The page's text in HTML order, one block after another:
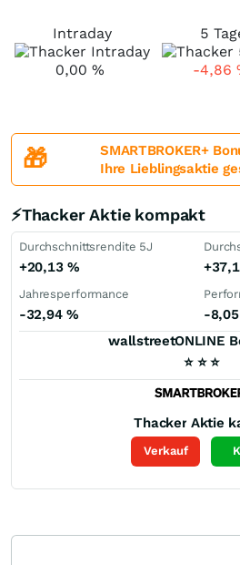
Intraday
0,00 %
5
-4,86
🎁
SMARTBROKER+
Ihre Lieblingsaktie
⚡Thacker Aktie kompakt
Durchschnittsrendite 5J
+20,13 %
Jahresperformance
-32,94 % -
wallstreetONLINE
⭐ ⭐ ⭐
Thacker Aktie
Verkauf